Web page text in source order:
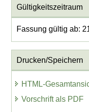
Gültigkeitszeitraum
Fassung gültig ab:
Drucken/Speichern
HTML-
Vorschrift als PDF